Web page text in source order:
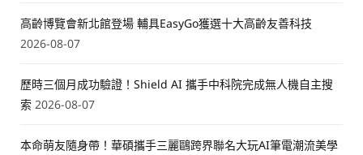
高齡博覽會新北館登場 輔具EasyGo獲選十大高齡友善科技
2026-08-07
歷時三個月成功驗證！Shield AI 攜手中科院完成無人機自主搜
索 2026-08-07
本命萌友隨身帶！華碩攜手三麗鷗跨界聯名大玩AI筆電潮流美學